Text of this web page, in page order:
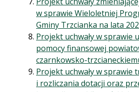
w sprawie Wieloletniej
Gminy Trzcianka na lata
Projekt uchwały w sprawie
pomocy finansowej
czarnkowsko-
Projekt uchwały w sprawie
i rozliczania dotacji oraz